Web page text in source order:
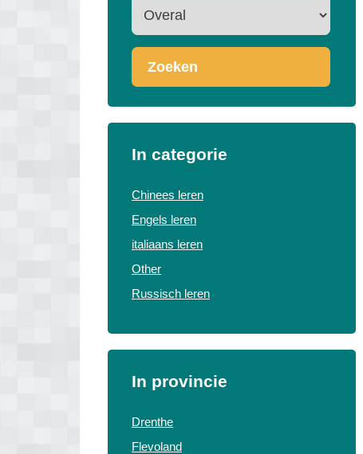
Zoeken
In categorie
Chinees leren
Engels leren
italiaans leren
Other
Russisch leren
In provincie
Drenthe
Flevoland